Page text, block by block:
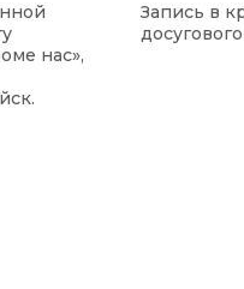
нас»,
Запись в